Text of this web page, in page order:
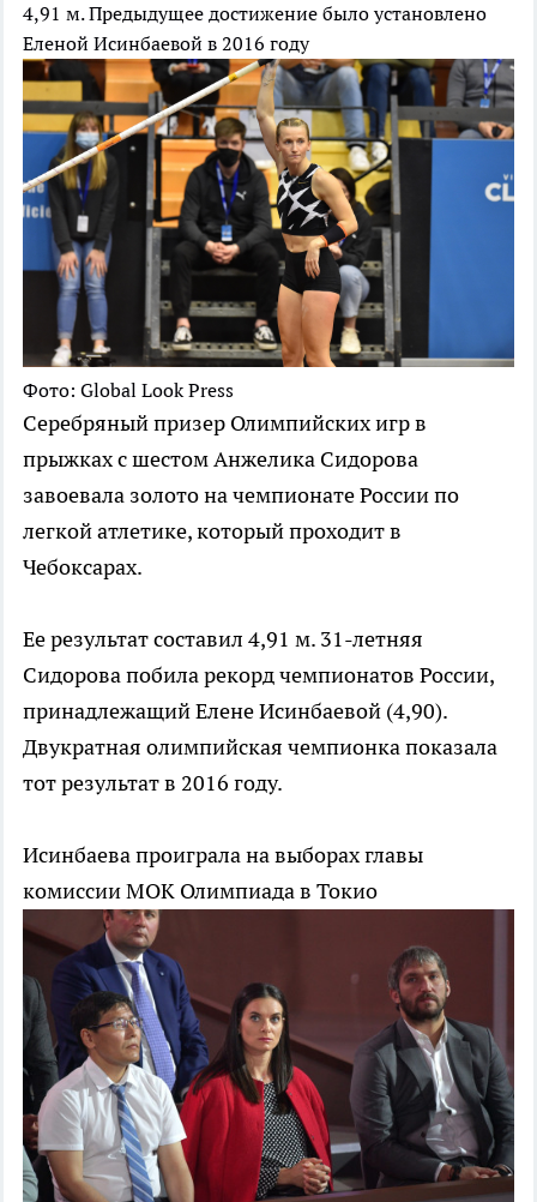
4,91 м. Предыдущее достижение было установлено
Еленой Исинбаевой в 2016 году
Фото: Global Look Press
Серебряный призер Олимпийских игр в
прыжках с шестом Анжелика Сидорова
завоевала золото на чемпионате России по
легкой атлетике, который проходит в
Чебоксарах.
Ее результат составил 4,91 м. 31-летняя
Сидорова побила рекорд чемпионатов России,
принадлежащий Елене Исинбаевой (4,90).
Двукратная олимпийская чемпионка показала
тот результат в 2016 году.
Исинбаева проиграла на выборах главы
комиссии МОК Олимпиада в Токио